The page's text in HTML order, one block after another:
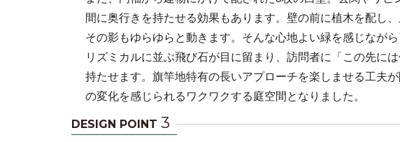
間に奥行きを持たせる効果もあります。壁の前に植木を配し
その影もゆらゆらと動きます。そんな心地よい緑を感じなが
リズミカルに並ぶ飛び石が目に留まり、訪問者に「この先に
持たせます。旗竿地特有の長いアプローチを楽しませる工夫
の変化を感じられるワクワクする庭空間となりました。
DESIGN POINT 3